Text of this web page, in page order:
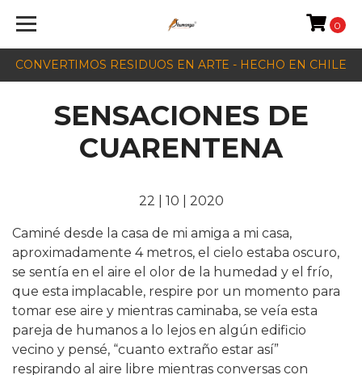
CONVERTIMOS RESIDUOS EN ARTE - HECHO EN CHILE
0
SENSACIONES DE
CUARENTENA
22 | 10 | 2020
Caminé desde la casa de mi amiga a mi casa,
aproximadamente 4 metros, el cielo estaba oscuro,
se sentía en el aire el olor de la humedad y el frío,
que esta implacable, respire por un momento para
tomar ese aire y mientras caminaba, se veía esta
pareja de humanos a lo lejos en algún edificio
vecino y pensé, “cuanto extraño estar así”
respirando al aire libre mientras conversas con